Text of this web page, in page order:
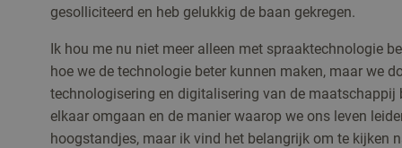
gesolliciteerd en heb gelukkig de baan gekregen.
Ik hou me nu niet meer alleen met spraaktechnologie
hoe we de technologie beter kunnen maken, maar we
technologisering en digitalisering van de maatschappij
elkaar omgaan en de manier waarop we ons leven
hoogstandjes, maar ik vind het belangrijk om te kijken